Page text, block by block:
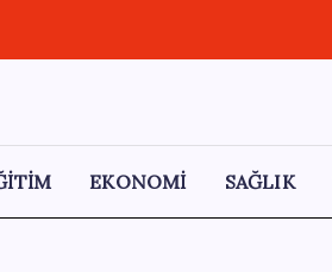
EKONOMİ SAĞLIK